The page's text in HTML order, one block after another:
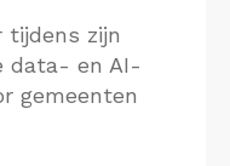
tijdens zijn
data- en AI-
gemeenten